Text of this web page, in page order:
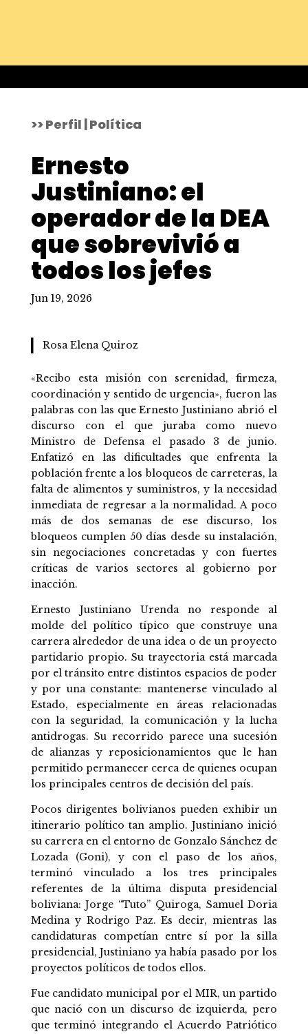
>> Perfil | Política
Ernesto
Justiniano: el
operador de la DEA
que sobrevivió a
todos los jefes
Jun 19, 2026
Rosa Elena Quiroz
«Recibo esta misión con serenidad, firmeza,
coordinación y sentido de urgencia», fueron las
palabras con las que Ernesto Justiniano abrió el
discurso con el que juraba como nuevo
Ministro de Defensa el pasado 3 de junio.
Enfatizó en las dificultades que enfrenta la
población frente a los bloqueos de carreteras, la
falta de alimentos y suministros, y la necesidad
inmediata de regresar a la normalidad. A poco
más de dos semanas de ese discurso, los
bloqueos cumplen 50 días desde su instalación,
sin negociaciones concretadas y con fuertes
críticas de varios sectores al gobierno por
inacción.
Ernesto Justiniano Urenda no responde al
molde del político típico que construye una
carrera alrededor de una idea o de un proyecto
partidario propio. Su trayectoria está marcada
por el tránsito entre distintos espacios de poder
y por una constante: mantenerse vinculado al
Estado, especialmente en áreas relacionadas
con la seguridad, la comunicación y la lucha
antidrogas. Su recorrido parece una sucesión
de alianzas y reposicionamientos que le han
permitido permanecer cerca de quienes ocupan
los principales centros de decisión del país.
Pocos dirigentes bolivianos pueden exhibir un
itinerario político tan amplio. Justiniano inició
su carrera en el entorno de Gonzalo Sánchez de
Lozada (Goni), y con el paso de los años,
terminó vinculado a los tres principales
referentes de la última disputa presidencial
boliviana: Jorge “Tuto” Quiroga, Samuel Doria
Medina y Rodrigo Paz. Es decir, mientras las
candidaturas competían entre sí por la silla
presidencial, Justiniano ya había pasado por los
proyectos políticos de todos ellos.
Fue candidato municipal por el MIR, un partido
que nació con un discurso de izquierda, pero
que terminó integrando el Acuerdo Patriótico